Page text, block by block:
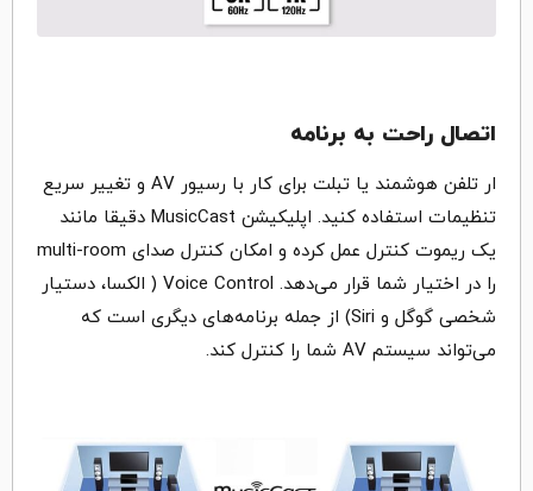
اتصال راحت به برنامه
ار تلفن هوشمند یا تبلت برای کار با رسیور AV و تغییر سریع
تنظیمات استفاده کنید. اپلیکیشن MusicCast دقیقا مانند
یک ریموت کنترل عمل کرده و امکان کنترل صدای multi-room
را در اختیار شما قرار می‌دهد. Voice Control ( الکسا، دستیار
شخصی گوگل و Siri) از جمله برنامه‌های دیگری است که
می‌تواند سیستم AV شما را کنترل کند.